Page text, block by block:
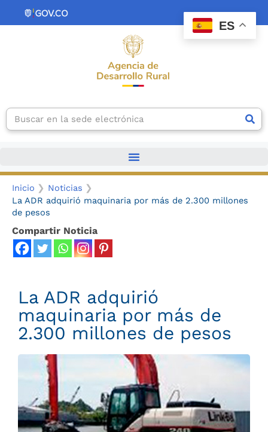
contenido
Search
Inicio
Noticias
La ADR adquirió maquinaria por más de 2.300 millones
de pesos
Compartir Noticia
La ADR adquirió
maquinaria por más de
2.300 millones de pesos
ES